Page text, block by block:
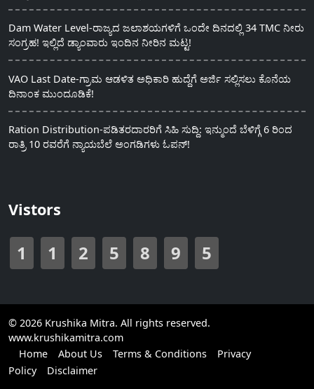
Dam Water Level-ರಾಜ್ಯದ ಜಲಾಶಯಗಳಿಗೆ ಒಂದೇ ದಿನದಲ್ಲಿ 34 TMC ನೀರು
ಸಂಗ್ರಹ! ಇಲ್ಲಿದೆ ಡ್ಯಾಂವಾರು ಇಂದಿನ ನೀರಿನ ಮಟ್ಟ!
VAO Last Date-ಗ್ರಾಮ ಆಡಳಿತ ಅಧಿಕಾರಿ ಹುದ್ದೆಗೆ ಅರ್ಜಿ ಸಲ್ಲಿಸಲು ಕೊನೆಯ
ದಿನಾಂಕ ಮುಂದೂಡಿಕೆ!
Ration Distribution-ಪಡಿತರದಾರರಿಗೆ ಸಿಹಿ ಸುದ್ದಿ: ಇನ್ಮುಂದೆ ಬೆಳಿಗ್ಗೆ 6 ರಿಂದ
ರಾತ್ರಿ 10 ರವರೆಗೆ ನ್ಯಾಯಬೆಲೆ ಅಂಗಡಿಗಳು ಓಪನ್!
Vistors
1 1 2 5 8 9 5
© 2026 Krushika Mitra. All rights reserved.
www.krushikamitra.com
Home
About Us Terms & Conditions
Privacy
Policy
Disclaimer